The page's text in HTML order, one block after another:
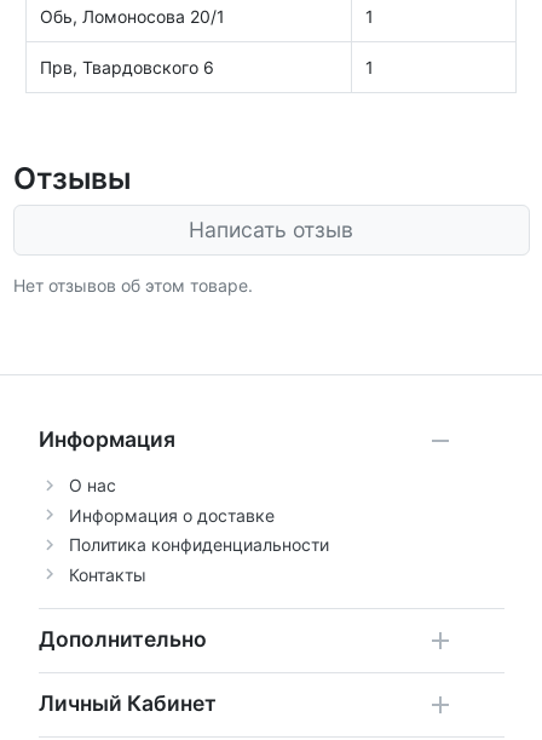
Обь, Ломоносова 20/1 1
Прв, Твардовского 6 1
Отзывы
Написать отзыв
Нет отзывов об этом товаре.
Информация
О нас
Информация о доставке
Политика конфиденциальности
Контакты
Дополнительно
Личный Кабинет